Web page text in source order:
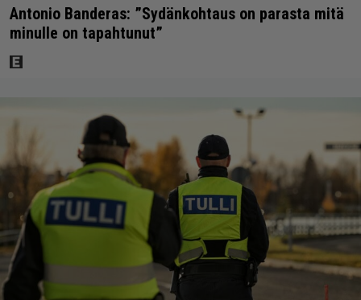
Antonio Banderas: ”Sydänkohtaus on parasta mitä
minulle on tapahtunut”